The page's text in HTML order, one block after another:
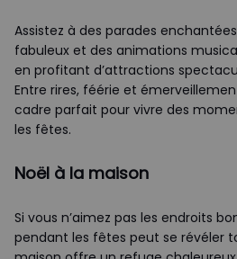
Assistez à des parades
fabuleux et des animations
en profitant d’attractions
Entre rires, féérie et
cadre parfait pour vivre des
les fêtes.
Noël à la maison
Si vous n’aimez pas les endroits
pendant les fêtes peut se révéler